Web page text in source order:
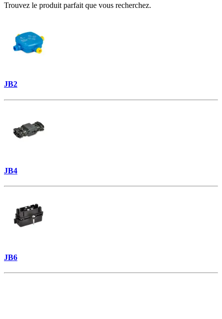
Trouvez le produit parfait que vous recherchez.
JB2
JB4
JB6